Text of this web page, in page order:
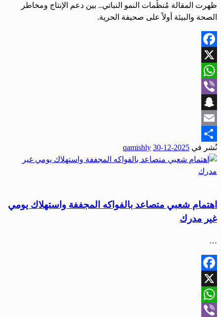
ظهرت المقالة مُنظِّمات النمو النباتي.. بين دعم الإنتاج ومخاطر
الصحة والبيئة أولاً على صحيفة الحرية.
Facebook
X
WhatsApp
Viber
Snapchat
Email
Share
نُشر في 2025-12-30
qamishly
اهتمام شعبي متصاعد بالفواكه المجففة واستهلاك يومي
غير مدرك
…
Facebook
X
WhatsApp